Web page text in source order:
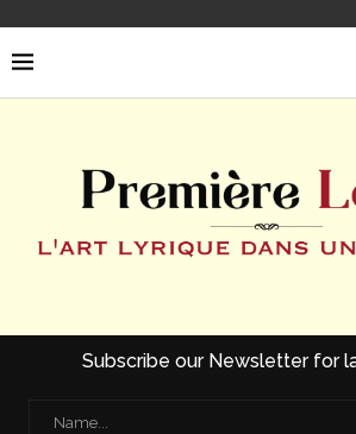
Subscribe our Newsletter for